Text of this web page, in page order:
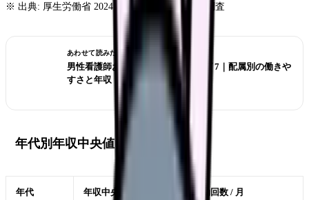
※ 出典: 厚生労働省 2024 年 賃金構造基本統計調査
あわせて読みたい
男性看護師おすすめ職場 ランキング 7｜配属別の働きや
すさと年収
年代別年収中央値 (男性看護師)
年代 年収中央値 夜勤回数 / 月